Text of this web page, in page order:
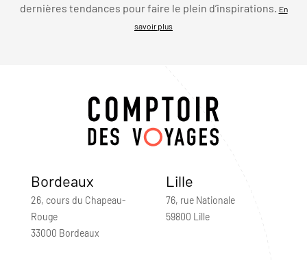
dernières tendances pour faire le plein d’inspirations. En
savoir plus
Bordeaux
26, cours du Chapeau-
Rouge
33000 Bordeaux
Lille
76, rue Nationale
59800 Lille